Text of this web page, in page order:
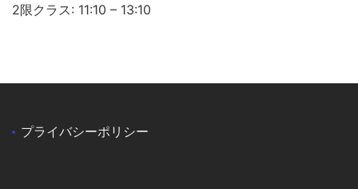
2限クラス: 11:10 – 13:10
プライバシーポリシー